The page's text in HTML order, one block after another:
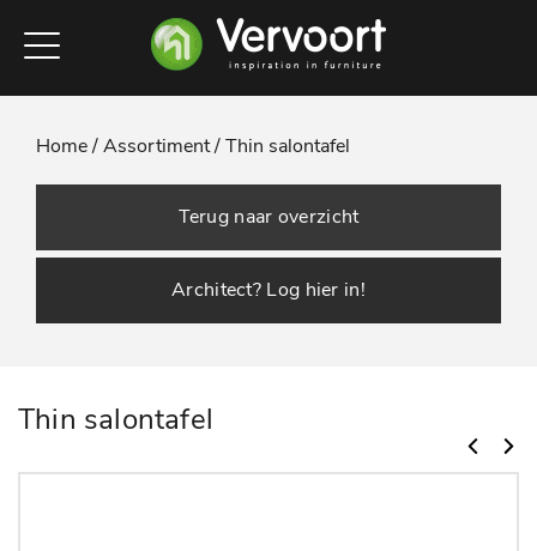
Home /Assortiment /Thin salontafel
Terug naar overzicht
Architect? Log hier in!
Thin salontafel